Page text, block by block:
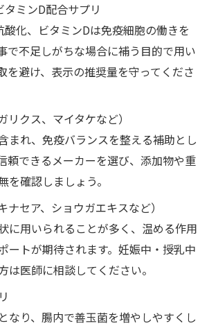
タミンD配合サプリ
酸化、ビタミンDは免疫細胞の働きを
で不足しがちな場合に補う目的で用い
を避け、表示の推奨量を守ってくださ
リクス、マイタケなど）
まれ、免疫バランスを整える補助とし
頼できるメーカーを選び、添加物や重
を確認しましょう。
ナセア、ショウガエキスなど）
に用いられることが多く、温める作用
ートが期待されます。妊娠中・授乳中
は医師に相談してください。
なり、腸内で善玉菌を増やしやすくし